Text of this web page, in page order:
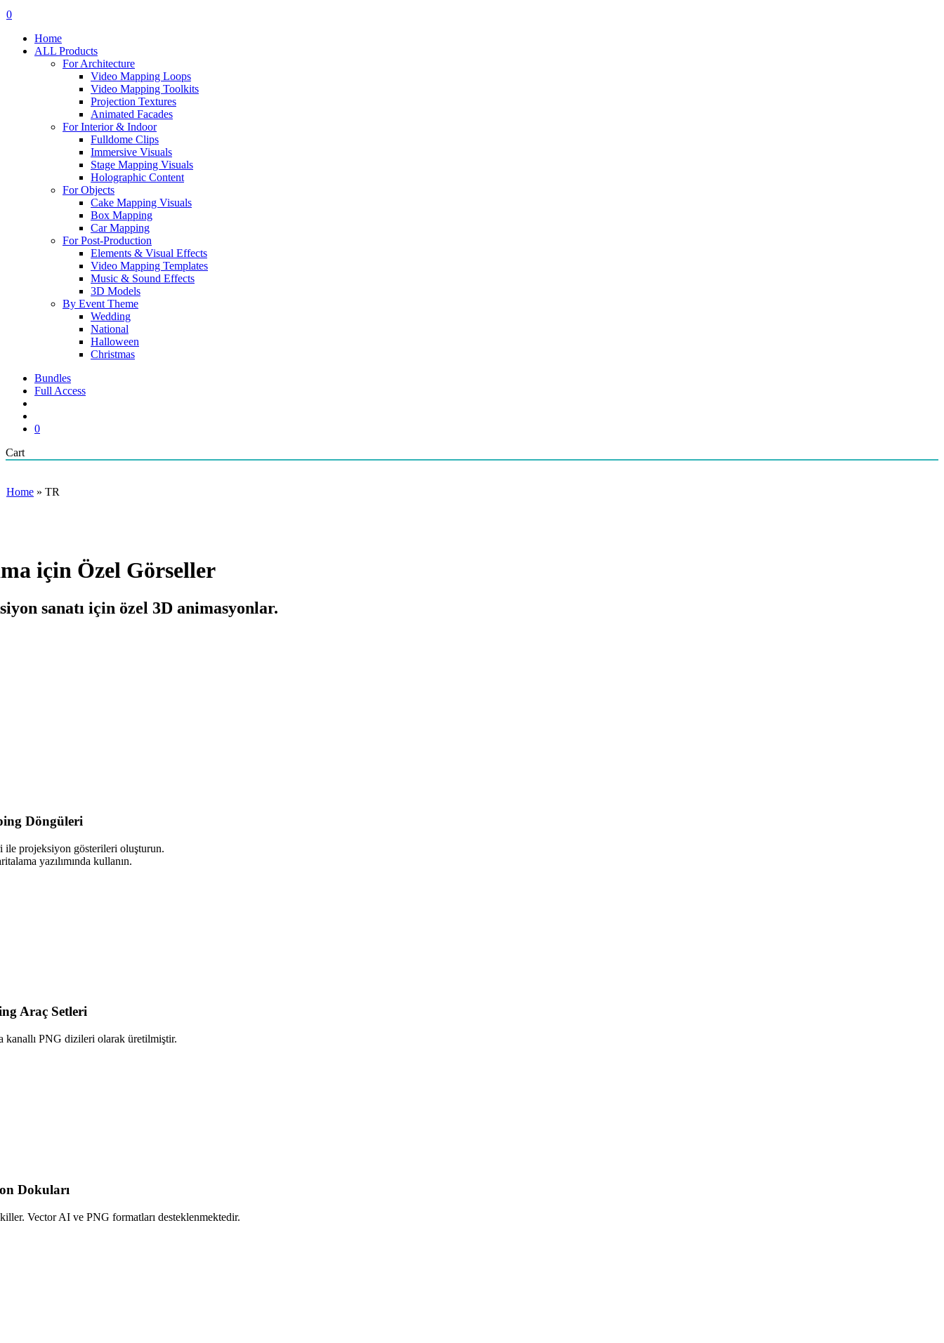
search
account
0
Home
ALL Products
For Architecture
Video Mapping Loops
Video Mapping Toolkits
Projection Textures
Animated Facades
For Interior & Indoor
Fulldome Clips
Immersive Visuals
Stage Mapping Visuals
Holographic Content
For Objects
Cake Mapping Visuals
Box Mapping
Car Mapping
For Post-Production
Elements & Visual Effects
Video Mapping Templates
Music & Sound Effects
3D Models
By Event Theme
Wedding
National
Halloween
Christmas
Bundles
Full Access
0
CartClose
Cart
Home » TR
için Özel Görseller
sanatı için özel 3D animasyonlar.
Döngüleri
projeksiyon gösterileri oluşturun.
yazılımında kullanın.
Araç Setleri
PNG dizileri olarak üretilmiştir.
Dokuları
Vector AI ve PNG formatları desteklenmektedir.